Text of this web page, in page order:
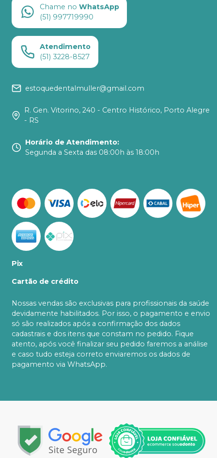
Chame no WhatsApp
(51) 997719990
Atendimento
(51) 3228-8527
estoquedentalmuller@gmail.com
R. Gen. Vitorino, 240 - Centro Histórico, Porto Alegre
- RS
Horário de Atendimento:
Segunda a Sexta das 08:00h às 18:00h
Pix
Cartão de crédito
Nossas vendas são exclusivas para profissionais da saúde
devidamente habilitados. Por isso, o pagamento e envio
só são realizados após a confirmação dos dados
cadastrais e dos itens que constam no pedido. Fique
atento, após você finalizar seu pedido faremos a análise
e caso tudo esteja correto enviaremos os dados de
pagamento via WhatsApp.